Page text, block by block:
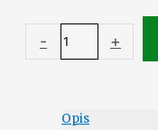
- +
Opis